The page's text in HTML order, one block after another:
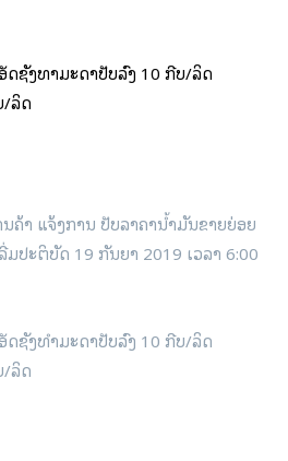
ຊັງທຳມະດາປັບລົງ 10 ກີບ/ລິດ
/ລິດ
ຄ້າ ແຈ້ງການ ປັບລາຄານໍ້າມັນຂາຍຍ່ອຍ
ປະຕິບັດ 19 ກັນຍາ 2019 ເວລາ 6:00
ຊັງທຳມະດາປັບລົງ 10 ກີບ/ລິດ
/ລິດ